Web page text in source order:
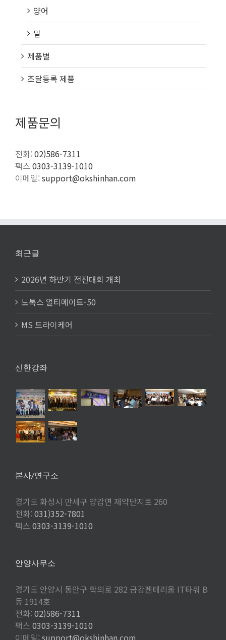
양어
말
제품별
조달등록 제품
제품문의
전화:02)586-7311
팩스 0303-3139-1010
이메일:support@okshinhan.com
최근글
2026년 하반기 전진대회 개최
노톡스 얼티메이트-50
MS 드라이케어
신한강좌
본사/연구소
경기도 화성시 만세구 양감면 제약단지로 260
전화: 031)352-7801
팩스 0303-3139-1010
안양사무소
경기도 안양시 동안구 학의로 282 금강펜테리움 IT타워 B
동 1914호
전화: 02)586-7311
팩스 0303-3139-1010